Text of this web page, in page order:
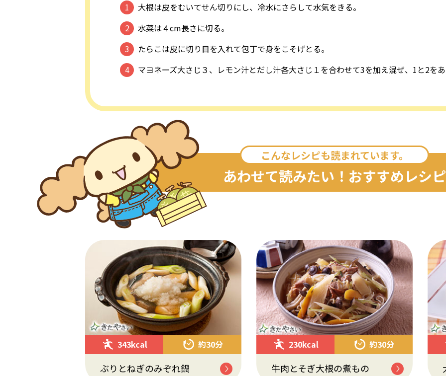
大根は皮をむいてせん切りにし、冷水にさらして水気をきる。
水菜は４cm長さに切る。
たらこは皮に切り目を入れて包丁で身をこそげとる。
マヨネーズ大さじ３、レモン汁とだし汁各大さじ１を合わせて3を加え混ぜ、1と2を
こんなレシピも読まれています。
あわせて読みたい！おすすめレシピ
343kcal 約30分
ぶりとねぎのみぞれ鍋
230kcal 約30分
牛肉とそぎ大根の煮もの